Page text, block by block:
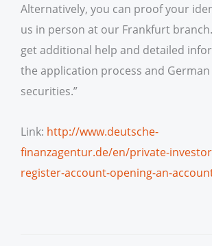
Alternatively, you can proof your
us in person at our Frankfurt
get additional help and detailed
the application process and
securities.”
Link: http://www.deutsche-
finanzagentur.de/en/private-
register-account-opening-an-